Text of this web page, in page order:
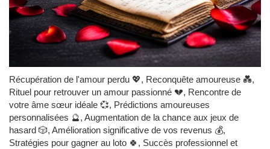
Récupération de l'amour perdu 💖, Reconquête amoureuse 💑,
Rituel pour retrouver un amour passionné 💔, Rencontre de
votre âme sœur idéale 💞, Prédictions amoureuses
personnalisées 🔮, Augmentation de la chance aux jeux de
hasard 🎲, Amélioration significative de vos revenus 💰,
Stratégies pour gagner au loto 🍀, Succès professionnel et